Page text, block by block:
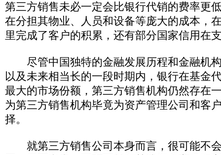
第三方销售未必一定会比银行代销的费率更
在分担其物业、人员和设备等庞大的成本，
里完成了客户的积累，还有部分国家信用在
尽管中国独特的金融发展历程和金融机
以及未来相当长的一段时期内，银行在基金
最大的市场份额，第三方销售机构仍然存在
为第三方销售机构毕竟为资产管理公司和客
择。
就第三方销售公司本身而言，很可能不